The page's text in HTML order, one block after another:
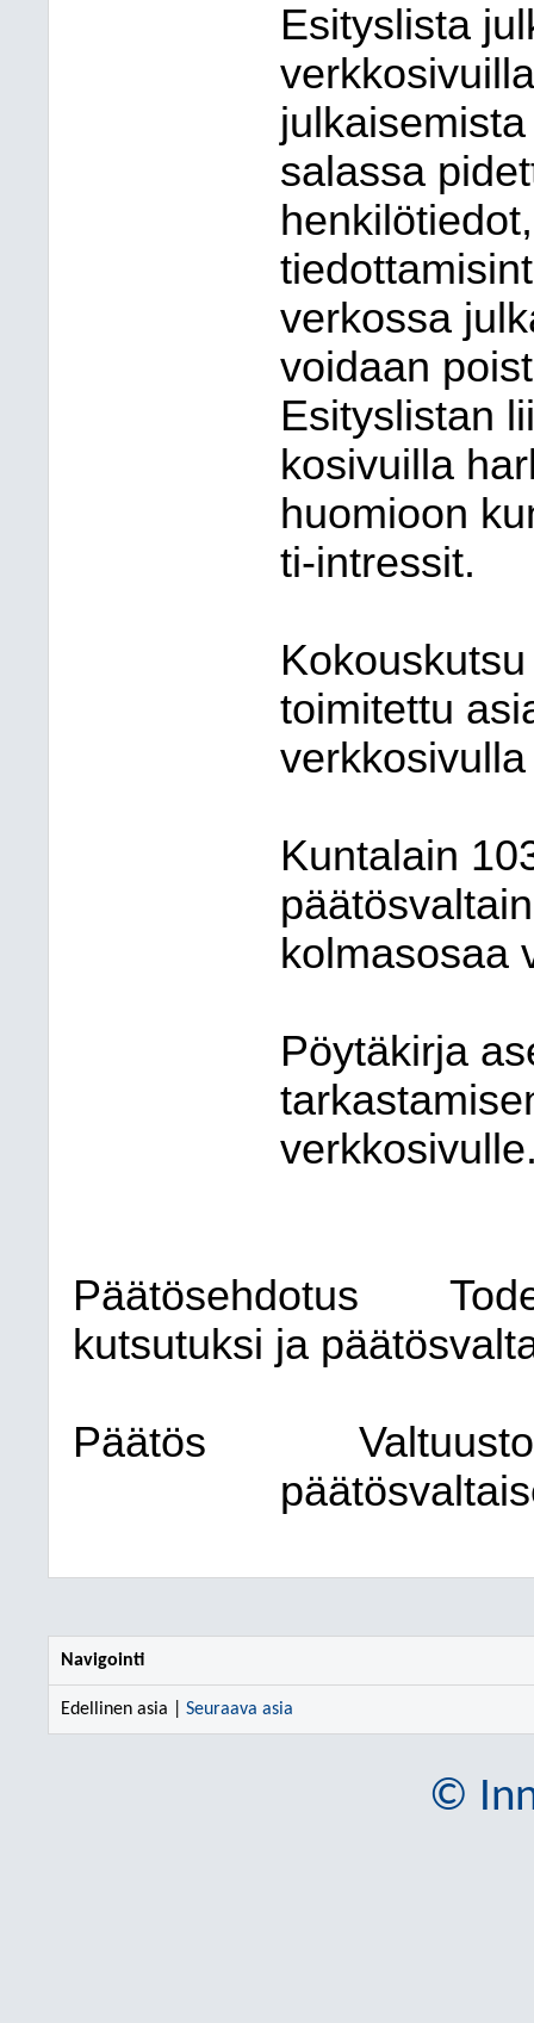
Esityslista
salassa pidet
verkossa
voidaan pois
Esityslistan
kosivuil la har
huomioon
ti-intressit.
toimitettu
Kuntalain
kolmasosaa
Pöytäkirja
tarkastami
Päätösehdotus
kutsutuksi ja
Päätös
Navigointi
Edellinen asia | Seuraava asia
©